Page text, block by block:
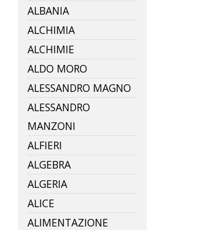
ALBANIA
ALCHIMIA
ALCHIMIE
ALDO MORO
ALESSANDRO MAGNO
ALESSANDRO
MANZONI
ALFIERI
ALGEBRA
ALGERIA
ALICE
ALIMENTAZIONE